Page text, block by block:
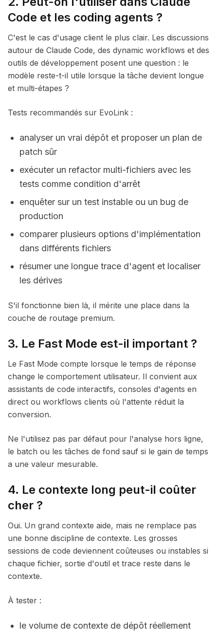
Code et les coding agents ?
C'est le cas d'usage client le plus clair. Les discussions
autour de Claude Code, des dynamic workflows et des
outils de développement posent une question : le
modèle reste-t-il utile lorsque la tâche devient longue
et multi-étapes ?
Tests recommandés sur EvoLink :
analyser un vrai dépôt et proposer un plan de
patch sûr
exécuter un refactor multi-fichiers avec les
tests comme condition d'arrêt
enquêter sur un test instable ou un bug de
production
comparer plusieurs options d'implémentation
dans différents fichiers
résumer une longue trace d'agent et localiser
les dérives
S'il fonctionne bien là, il mérite une place dans la
couche de routage premium.
3. Le Fast Mode est-il important ?
Le Fast Mode compte lorsque le temps de réponse
change le comportement utilisateur. Il convient aux
assistants de code interactifs, consoles d'agents en
direct ou workflows clients où l'attente réduit la
conversion.
Ne l'utilisez pas par défaut pour l'analyse hors ligne,
le batch ou les tâches de fond sauf si le gain de temps
a une valeur mesurable.
4. Le contexte long peut-il coûter
cher ?
Oui. Un grand contexte aide, mais ne remplace pas
une bonne discipline de contexte. Les grosses
sessions de code deviennent coûteuses ou instables si
chaque fichier, sortie d'outil et trace reste dans le
contexte.
À tester :
le volume de contexte de dépôt réellement